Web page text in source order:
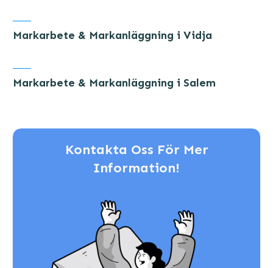
Markarbete & Markanläggning i Vidja
Markarbete & Markanläggning i Salem
Kontakta Oss För Mer
Information!